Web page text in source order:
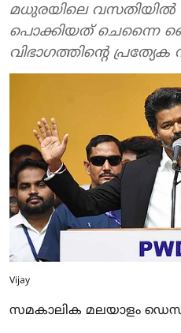
മധുരയിലെ വസതിയിൽ
പൊക്കിയത് ചെന്നൈ
വിഭാഗത്തിന്റെ
Vijay
സമകാലിക മലയാളം